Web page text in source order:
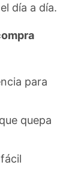
día a día.
para
quepa